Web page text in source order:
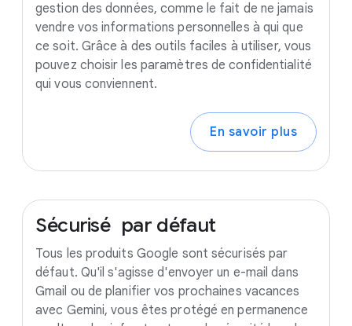
gestion des données, comme le fait de ne jamais
vendre vos informations personnelles à qui que
ce soit. Grâce à des outils faciles à utiliser, vous
pouvez choisir les paramètres de confidentialité
qui vous conviennent.
En savoir plus
Sécurisé par défaut
Tous les produits Google sont sécurisés par
défaut. Qu'il s'agisse d'envoyer un e-mail dans
Gmail ou de planifier vos prochaines vacances
avec Gemini, vous êtes protégé en permanence